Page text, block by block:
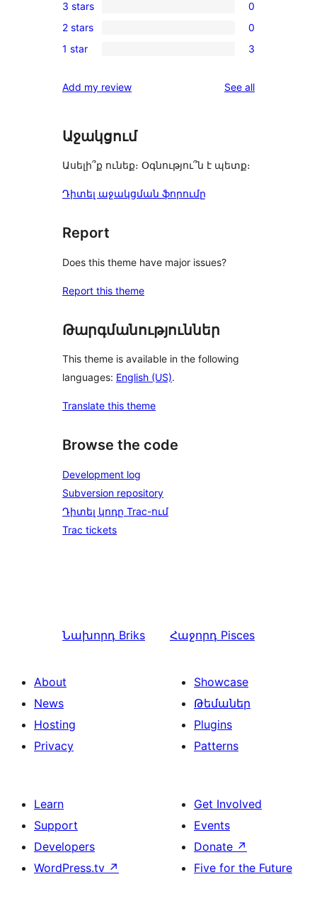
star
reviews
4-
star
reviews
0
3-
star
3 stars 0
0
2-
reviews
2 stars 0
3
star
1 star 3
Add my review See allreviews
Աջակցում
Ասելի՞ք ունեք։ Օգնությու՞ն է պետք։
Դիտել աջակցման ֆորումը
Report
Does this theme have major issues?
Report this theme
Թարգմանություններ
This theme is available in the following
languages: English (US).
Translate this theme
Browse the code
Development log
Subversion repository
Դիտել կոդը Trac-ում
Trac tickets
Նախորդ Briks Հաջորդ Pisces
About
News
Hosting
Privacy
Showcase
Թեմաներ
Plugins
Patterns
Learn
Support
Developers
WordPress.tv ↗
Get Involved
Events
Donate ↗
Five for the Future